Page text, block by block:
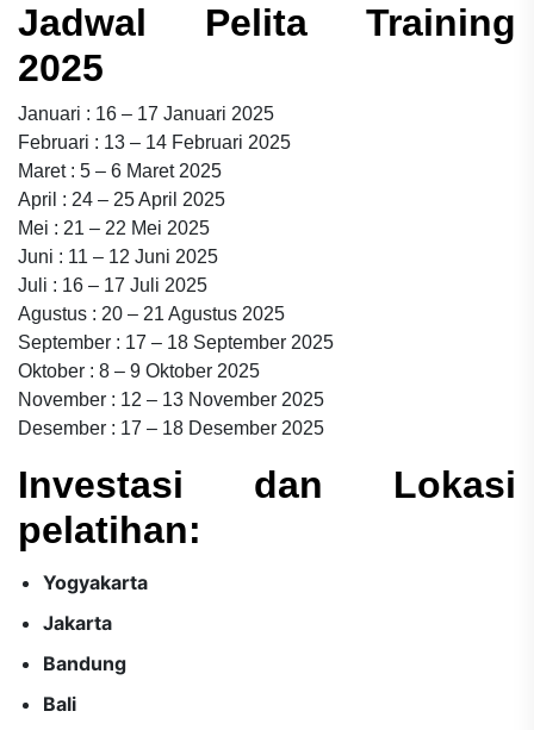
Jadwal Pelita Training
2025
Januari : 16 – 17 Januari 2025
Februari : 13 – 14 Februari 2025
Maret : 5 – 6 Maret 2025
April : 24 – 25 April 2025
Mei : 21 – 22 Mei 2025
Juni : 11 – 12 Juni 2025
Juli : 16 – 17 Juli 2025
Agustus : 20 – 21 Agustus 2025
September : 17 – 18 September 2025
Oktober : 8 – 9 Oktober 2025
November : 12 – 13 November 2025
Desember : 17 – 18 Desember 2025
Investasi dan Lokasi
pelatihan:
Yogyakarta
Jakarta
Bandung
Bali